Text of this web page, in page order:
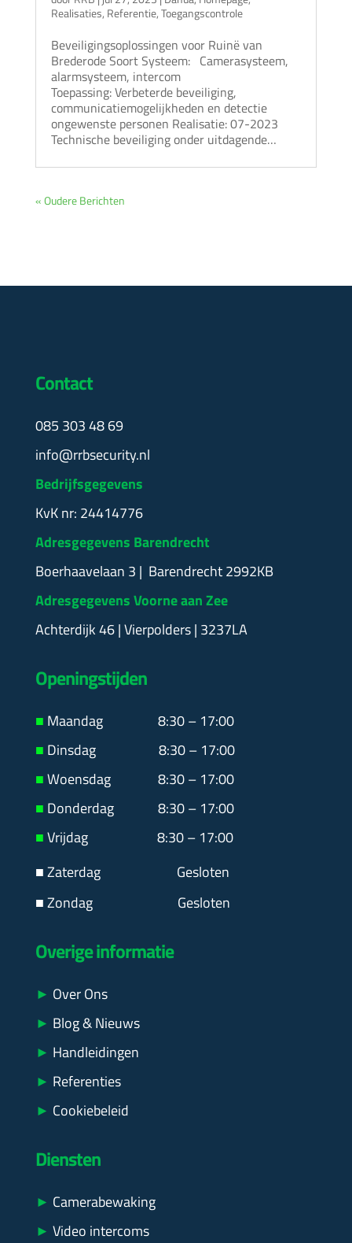
Realisaties, Referentie,Toegangscontrole
Beveiligingsoplossingen voor Ruinë van
Brederode Soort Systeem: Camerasysteem,
alarmsysteem, intercom
Toepassing: Verbeterde beveiliging,
communicatiemogelijkheden en detectie
ongewenste personen Realisatie: 07-2023
Technische beveiliging onder uitdagende…
« Oudere Berichten
Contact
Diensten
085 303 48 69
► Camerabewaking
info@rrbsecurity.nl
► Video intercoms
Bedrijfsgegevens
KvK nr: 24414776
Adresgegevens Barendrecht
Boerhaavelaan 3 | Barendrecht 2992KB
Adresgegevens Voorne aan Zee
Achterdijk 46 | Vierpolders | 3237LA
Openingstijden
■ Maandag 8:30 – 17:00
■ Dinsdag 8:30 – 17:00
■Woensdag 8:30 – 17:00
■ Donderdag 8:30 – 17:00
■Vrijdag 8:30 – 17:00
■ Zaterdag Gesloten
■ Zondag Gesloten
Overige informatie
► Over Ons
► Blog & Nieuws
► Handleidingen
► Referenties
► Cookiebeleid